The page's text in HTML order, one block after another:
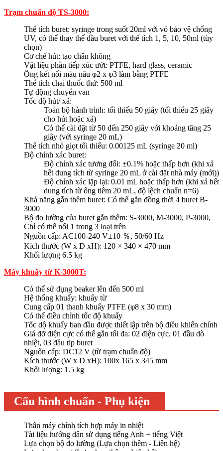
Trạm chuẩn độ TS-3000:
Thể tích buret: syringe trong suốt 20ml với vỏ bảo vệ chống
UV, có thể thay thế đầu buret với thế tích 1, 5, 10, 50ml (tùy
chọn)
Cơ chế hút: tạo chân không
Vật liệu phần tiếp xúc ướt: PTFE, hard glass, ceramic
Ống kết nối màu nâu φ2 x φ3 làm bằng PTFE
Thể tích chai thuốc thử: 500 ml
Tự động chuyển van
Tốc độ hút/ xả:
Toàn bộ hành trình: tối thiểu 50 giây (tối thiểu 25 giây
cho hút hoặc xả)
Có thể cài đặt từ 50 đến 250 giây với khoảng tăng 25
giây (với syringe 20 mL)
Thể tích nhỏ giọt tối thiểu: 0.00125 mL (syringe 20 ml)
Độ chính xác buret:
Độ chính xác tương đối: ±0.1% hoặc thấp hơn (khi xả
hết dung tích từ syringe 20 mL ở cài đặt nhà máy (mới))
Độ chính xác lặp lại: 0.01 mL hoặc thấp hơn (khi xả hết
dung tích từ ống tiêm 20 mL, độ lệch chuẩn n=6)
Khả năng gắn thêm buret: Có thể gắn đồng thời 4 buret B-
3000
Bộ đo lường của buret gắn thêm: S-3000, M-3000, P-3000,
Chỉ có thể nối 1 trong 3 loại trên
Nguồn cấp: AC100-240 V±10 ％, 50/60 Hz
Kích thước (W x D xH): 120 × 340 × 470 mm
Khối lượng 6.5 kg
Máy khuấy từ K-3000T:
Có thể sử dụng beaker lên đến 500 ml
Hệ thống khuấy: khuấy từ
Cung cấp 01 thanh khuấy PTFE (φ8 x 30 mm)
Có thể điều chỉnh tốc độ khuấy
Tốc dộ khuấy ban đầu được thiết lập trên bộ điều khiển chính
Giá đỡ điện cực có thể gắn tối đa: 02 điện cực, 01 đầu dò
nhiệt, 03 đầu tip buret
Nguốn cấp: DC12 V (từ trạm chuẩn độ)
Kích thước (W x D xH): 100x 165 x 345 mm
Khối lượng: 1.5 kg
Cấu hình chuẩn - Phụ kiện
Thân máy chính tích hợp máy in nhiệt
Tài liệu hướng dân sử dụng tiếng Anh + tiếng Việt
Lựa chọn bộ đo lường (Lựa chọn thêm - Liên hệ)